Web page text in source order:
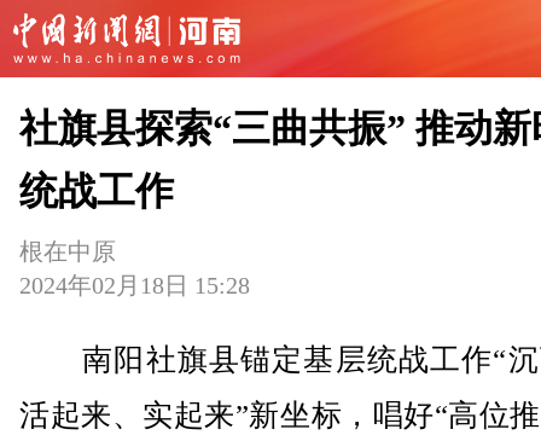
社旗县探索“三曲共振” 推动
统战工作
根在中原
2024年02月18日 15:28
南阳社旗县锚定基层统战工作“沉
活起来、实起来”新坐标，唱好“高位